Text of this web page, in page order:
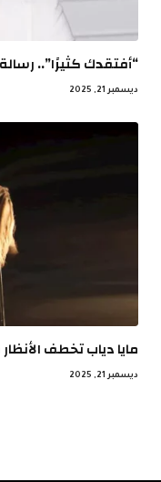
“أفتقدك كثيرًا”..
ديسمبر 21, 2025
مايا دياب تخطف
ديسمبر 21, 2025